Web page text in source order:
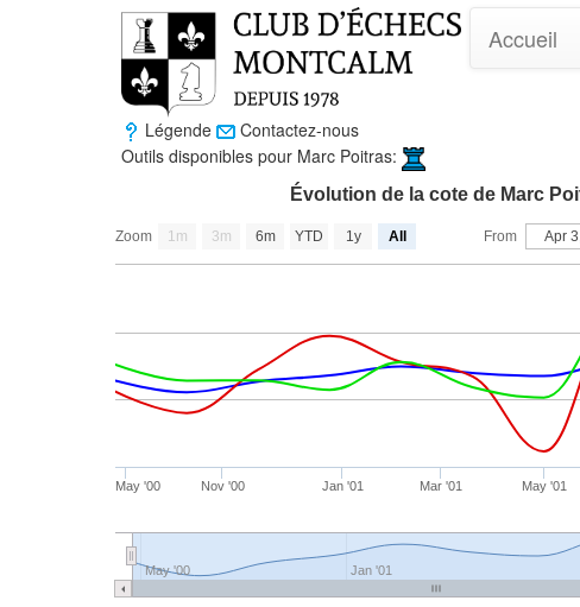
Accueil
Légende Contactez-nous
Outils disponibles pour Marc Poitras:
Zoom From Apr
Évolution de la cote de Marc
May '00 Nov '00 Jan '01 Mar '01 May '01
Jan '01
May '00
1m 3m 6m YTD 1y All